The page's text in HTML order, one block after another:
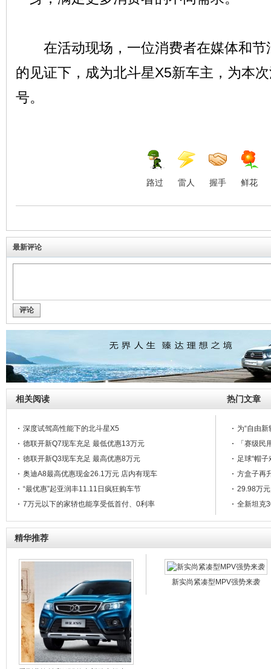
在活动现场，一位消费者在媒体和节
的见证下，成为北斗星X5新车主，为本
号。
路过 雷人 握手 鲜花
最新评论
评论
相关阅读 热门文章
深度试驾高性能下的北斗星X5
德联开新Q7现车充足 最低优惠13万元
徳联开新Q3现车充足 最高优惠8万元
奥迪A8最高优惠现金26.1万元 店内有现车
“最优惠”起亚润丰11.11日疯狂购车节
7万元以下的家轿也能享受低首付、0利率
卓越品质闪耀环京赛 福田欧马可将绿色节能进行到底
王的盛宴圆满落幕 拓陆者车队喜得桂冠
欧曼GTL再获中国国际卡车节油大赛冠军
看节油王如何续写耐用传奇
无惧光棍节 两款招桃花小车推荐
微车经典传奇 昌河铃木北斗星X5与五菱宏光之争
播种希望 昌河北斗星车友义务植树之旅
从帝都到泉城 铃木北斗星国庆自驾游记
北斗星X5耐用王车队历尽考验 凸显跨界本色
为“自由
「赛级
足球“帽
方盒子再
29.98万
全新坦克
精华推荐
新实尚紧凑型MPV强势来袭